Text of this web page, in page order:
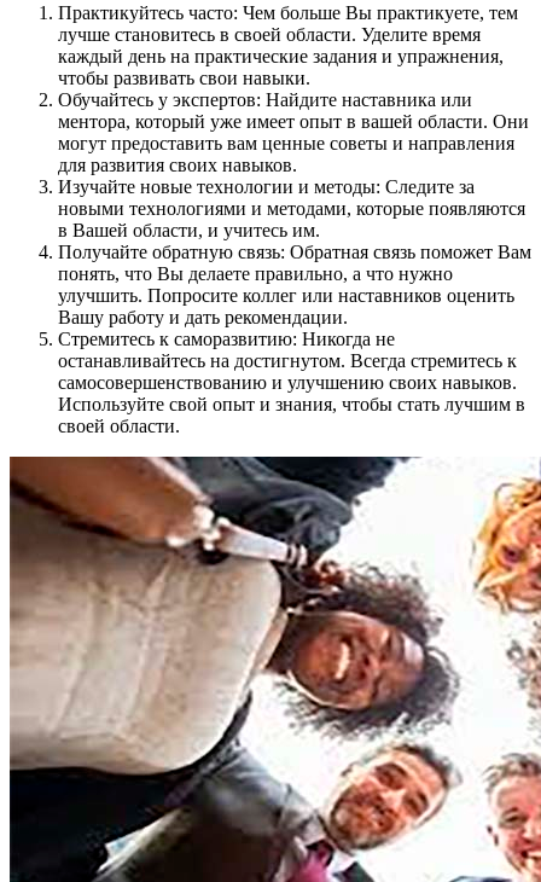
Практикуйтесь часто: Чем больше Вы практикуете, тем
лучше становитесь в своей области. Уделите время
каждый день на практические задания и упражнения,
чтобы развивать свои навыки.
Обучайтесь у экспертов: Найдите наставника или
ментора, который уже имеет опыт в вашей области. Они
могут предоставить вам ценные советы и направления
для развития своих навыков.
Изучайте новые технологии и методы: Следите за
новыми технологиями и методами, которые появляются
в Вашей области, и учитесь им.
Получайте обратную связь: Обратная связь поможет Вам
понять, что Вы делаете правильно, а что нужно
улучшить. Попросите коллег или наставников оценить
Вашу работу и дать рекомендации.
Стремитесь к саморазвитию: Никогда не
останавливайтесь на достигнутом. Всегда стремитесь к
самосовершенствованию и улучшению своих навыков.
Используйте свой опыт и знания, чтобы стать лучшим в
своей области.